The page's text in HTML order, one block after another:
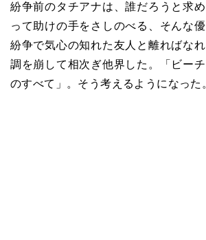
紛争前のタチアナは、誰だろうと求
って助けの手をさしのべる、そんな優
紛争で気心の知れた友人と離ればな
調を崩して相次ぎ他界した。「ビー
のすべて」。そう考えるようになった